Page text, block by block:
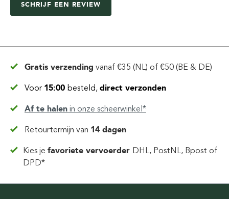
SCHRIJF EEN REVIEW
Gratis verzending vanaf €35 (NL) of €50 (BE & DE)
Voor 15:00 besteld, direct verzonden
Af te halen in onze scheerwinkel*
Retourtermijn van 14 dagen
Kies jefavoriete vervoerder DHL, PostNL, Bpost of
DPD*